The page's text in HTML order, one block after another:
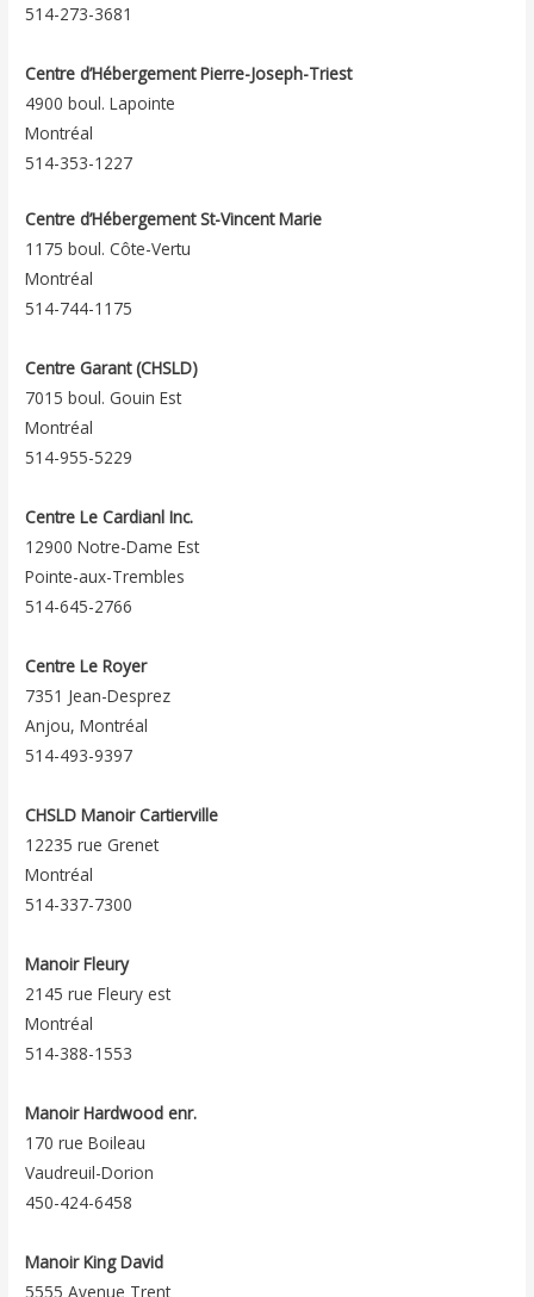
514-273-3681
Centre d’Hébergement Pierre-Joseph-Triest
4900 boul. Lapointe
Montréal
514-353-1227
Centre d’Hébergement St-Vincent Marie
1175 boul. Côte-Vertu
Montréal
514-744-1175
Centre Garant (CHSLD)
7015 boul. Gouin Est
Montréal
514-955-5229
Centre Le Cardianl Inc.
12900 Notre-Dame Est
Pointe-aux-Trembles
514-645-2766
Centre Le Royer
7351 Jean-Desprez
Anjou, Montréal
514-493-9397
CHSLD Manoir Cartierville
12235 rue Grenet
Montréal
514-337-7300
Manoir Fleury
2145 rue Fleury est
Montréal
514-388-1553
Manoir Hardwood enr.
170 rue Boileau
Vaudreuil-Dorion
450-424-6458
Manoir King David
5555 Avenue Trent